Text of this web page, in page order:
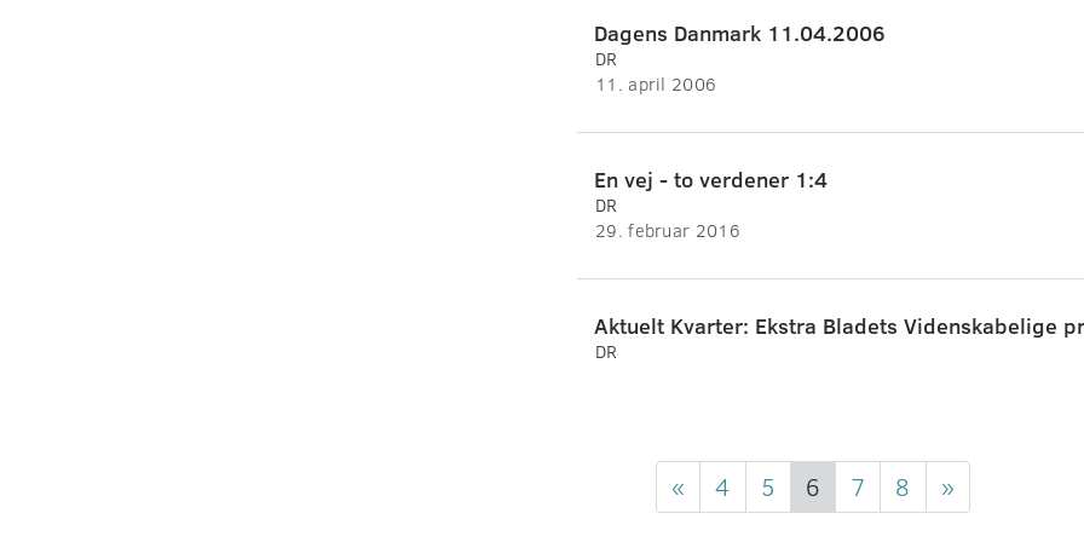
Dagens Danmark 11.04.2006
DR
11. april 2006
En vej - to verdener 1:4
DR
29. februar 2016
Aktuelt Kvarter: Ekstra Bladets Videnskabelige
DR
« 4 5 6 7 8 »